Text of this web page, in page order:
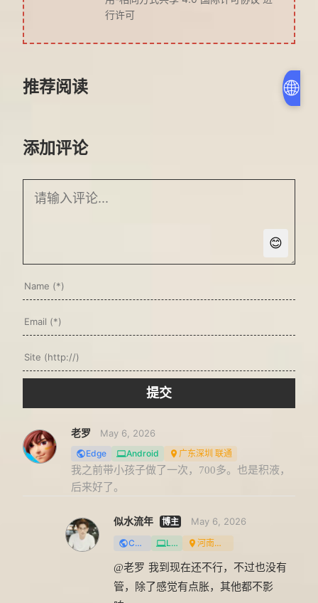
行许可
推荐阅读
添加评论
😊
提交
老罗 May 6, 2026
Edge Android 广东深圳 联通
我之前带小孩子做了一次，700多。也是积液，
后来好了。
似水流年 May 6, 2026
Chrome Linux 河南漯河 联通
@老罗 我到现在还不行，不过也没有
管，除了感觉有点胀，其他都不影
🌐